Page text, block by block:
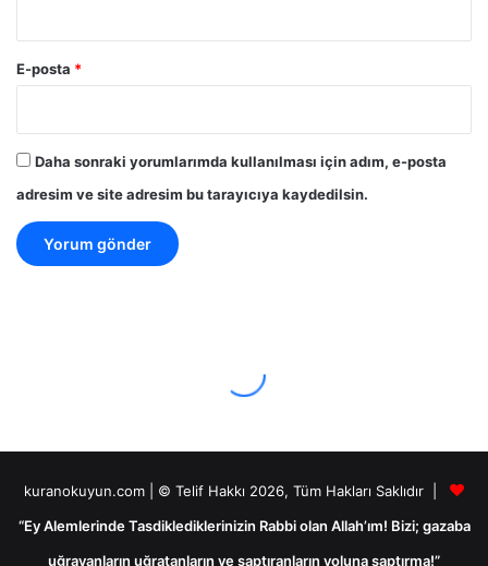
E-posta *
Daha sonraki yorumlarımda kullanılması için adım, e-posta
adresim ve site adresim bu tarayıcıya kaydedilsin.
kuranokuyun.com | © Telif Hakkı 2026, Tüm Hakları Saklıdır |
“Ey Alemlerinde Tasdiklediklerinizin Rabbi olan Allah’ım! Bizi; gazaba
uğrayanların uğratanların ve saptıranların yoluna saptırma!”